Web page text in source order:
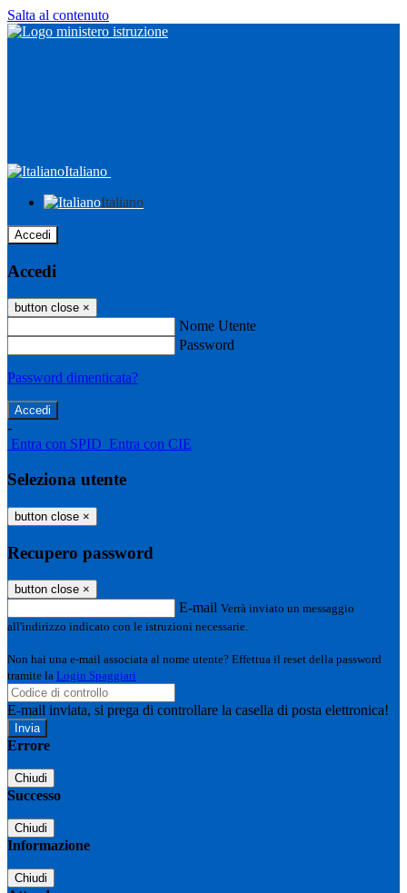
Salta al contenuto
Italiano
Italiano
Accedi
Accedi
button close ×
Nome Utente
Password
Password dimenticata?
-
Entra con SPID Entra con CIE
Seleziona utente
button close ×
Recupero password
button close ×
E-mail Verrà inviato un messaggio
all'indirizzo indicato con le istruzioni necessarie.
Non hai una e-mail associata al nome utente? Effettua il reset della password
tramite la Login Spaggiari
E-mail inviata, si prega di controllare la casella di posta elettronica!
Errore
Chiudi
Successo
Chiudi
Informazione
Chiudi